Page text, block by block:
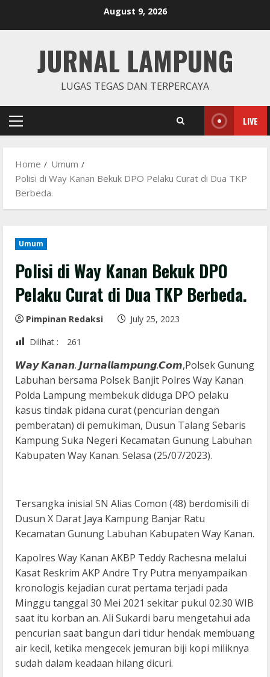
August 9, 2026
JURNAL LAMPUNG
LUGAS TEGAS DAN TERPERCAYA
Primary
LIVE
Home
Umum
Polisi di Way Kanan Bekuk DPO Pelaku Curat di Dua TKP
Berbeda.
Umum
Polisi di Way Kanan Bekuk DPO
Pelaku Curat di Dua TKP Berbeda.
Pimpinan Redaksi
July 25, 2023
Dilihat :
261
𝙒𝙖𝙮 𝙆𝙖𝙣𝙖𝙣. 𝙅𝙪𝙧𝙣𝙖𝙡𝙡𝙖𝙢𝙥𝙪𝙣𝙜.𝘾𝙤𝙢,Polsek Gunung
Labuhan bersama Polsek Banjit Polres Way Kanan
Polda Lampung membekuk diduga DPO pelaku
kasus tindak pidana curat (pencurian dengan
pemberatan) di pemukiman, Dusun Talang Sebaris
Kampung Suka Negeri Kecamatan Gunung Labuhan
Kabupaten Way Kanan. Selasa (25/07/2023).
Tersangka inisial SN Alias Comon (48) berdomisili di
Dusun X Darat Jaya Kampung Banjar Ratu
Kecamatan Gunung Labuhan Kabupaten Way Kanan.
Kapolres Way Kanan AKBP Teddy Rachesna melalui
Kasat Reskrim AKP Andre Try Putra menyampaikan
kronologis kejadian curat pertama terjadi pada
Minggu tanggal 30 Mei 2021 sekitar pukul 02.30 WIB
saat itu korban an. Ali Sukardi baru mengetahui ada
pencurian saat bangun dari tidur hendak membuang
air kecil, ketika mengecek jemuran biji kopi miliknya
sudah dalam keadaan hilang dicuri.